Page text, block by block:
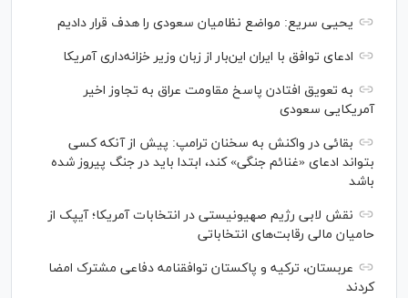
یحیی سریع: مواضع نظامیان سعودی را هدف قرار دادیم
ادعای توافق با ایران این‌بار از زبان وزیر خزانه‌داری آمریکا
به تعویق افتادن پاسخ مقاومت عراق به تجاوز اخیر
آمریکایی سعودی
بقائی در واکنش به سخنان ترامپ: پیش از آنکه کسی
بتواند ادعای «غنائم جنگی» کند، ابتدا باید در جنگ پیروز شده
باشد
نقش لابی رژیم صهیونیستی در انتخابات آمریکا؛ آیپک از
حامیان مالی رقابت‌های انتخاباتی
عربستان، ترکیه و پاکستان توافقنامه دفاعی مشترک امضا
کردند